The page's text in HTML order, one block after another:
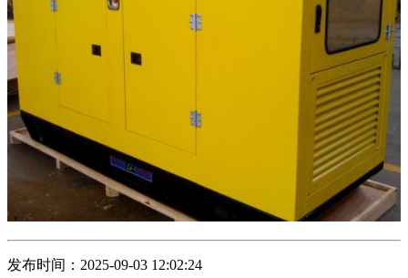
发布时间：2025-09-03 12:02:24